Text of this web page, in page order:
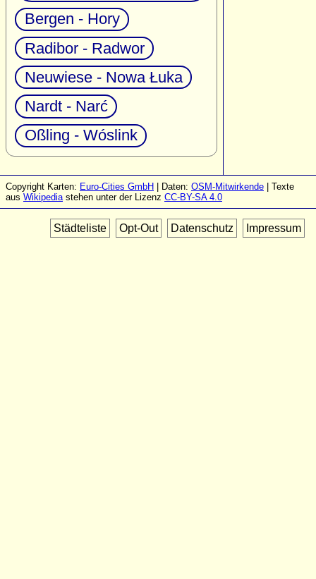
Bergen - Hory
Radibor - Radwor
Neuwiese - Nowa Łuka
Nardt - Narć
Oßling - Wóslink
Copyright Karten: Euro-Cities GmbH | Daten: OSM-Mitwirkende | Texte
aus Wikipediastehen unter der Lizenz CC-BY-SA 4.0
Städteliste Opt-Out Datenschutz Impressum